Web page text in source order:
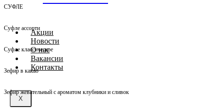
Акции
Новости
О нас
Вакансии
Контакты
X
СУФЛЕ
Суфле ассорти
Суфле классическое
Зефир в какао
Зефир жевательный с ароматом клубники и сливок